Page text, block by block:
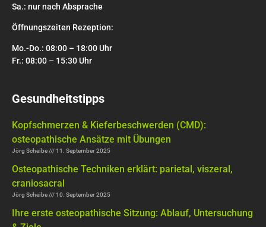
Sa.: nur nach Absprache
Öffnungszeiten Rezeption:
Mo.-Do.: 08:00 – 18:00 Uhr
Fr.: 08:00 – 15:30 Uhr
Gesundheitstipps
Kopfschmerzen & Kieferbeschwerden (CMD):
osteopathische Ansätze mit Übungen
Jörg Scheibe 11. September 2025
Osteopathische Techniken erklärt: parietal, viszeral,
craniosacral
Jörg Scheibe 10. September 2025
Ihre erste osteopathische Sitzung: Ablauf, Untersuchung